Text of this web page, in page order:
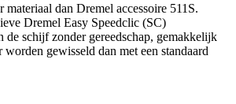
materiaal dan Dremel accessoire 511S.
Dremel Easy Speedclic (SC)
de schijf zonder gereedschap, gemakkelijk
worden gewisseld dan met een standaard